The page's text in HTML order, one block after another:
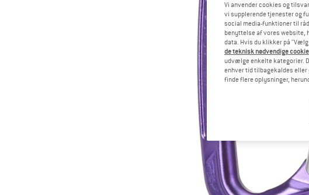
Vi anvender cookies og
vi supplerende tjenester og
social media-funktioner til
benyttelse af vores website,
data. Hvis du klikker på
de teknisk nødvendige
udvælge enkelte kategorier.
enhver tid tilbagekaldes eller
finde flere oplysninger,